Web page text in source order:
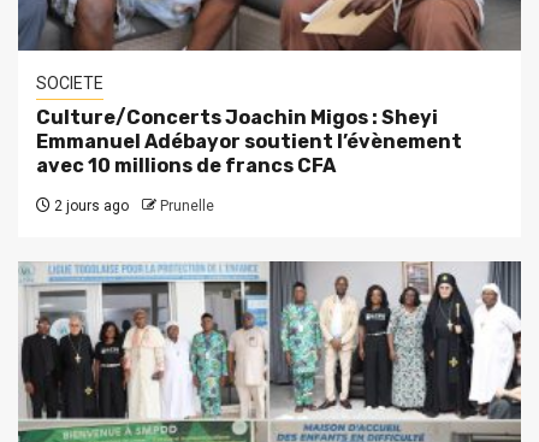
SOCIETE
Culture/Concerts Joachin Migos : Sheyi
Emmanuel Adébayor soutient l’évènement
avec 10 millions de francs CFA
2 jours ago Prunelle